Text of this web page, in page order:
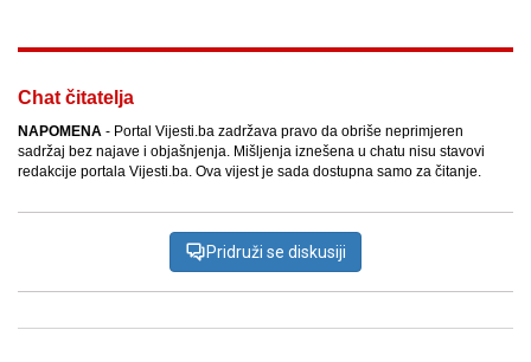
Chat čitatelja
NAPOMENA - Portal Vijesti.ba zadržava pravo da obriše neprimjeren
sadržaj bez najave i objašnjenja. Mišljenja iznešena u chatu nisu stavovi
redakcije portala Vijesti.ba. Ova vijest je sada dostupna samo za čitanje.
Pridruži se diskusiji